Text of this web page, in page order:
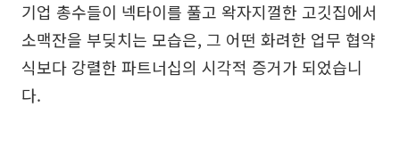
기업 총수들이 넥타이를 풀고 왁자지껄한 고깃집에서
소맥잔을 부딪치는 모습은, 그 어떤 화려한 업무 협약
식보다 강렬한 파트너십의 시각적 증거가 되었습니
다.